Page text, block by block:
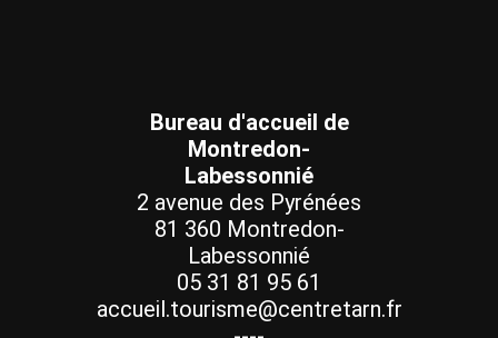
Bureau d'accueil de
Montredon-
Labessonnié
2 avenue des Pyrénées
81 360 Montredon-
Labessonnié
05 31 81 95 61
accueil.tourisme@centretarn.fr